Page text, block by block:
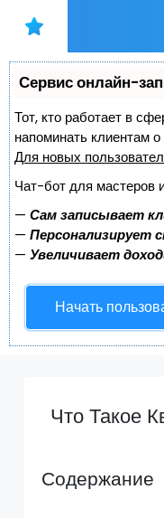
Сервис онлайн-
Тот, кто работает в
напоминать клиентам
Для новых
Чат-бот для мастеров
— Сам записывает
— Персонализирует
— Увеличивает
Начать
Что Такое
Содержание